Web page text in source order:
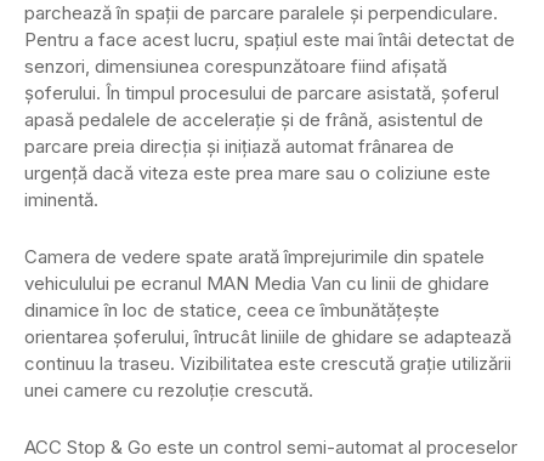
parchează în spații de parcare paralele și perpendiculare.
Pentru a face acest lucru, spațiul este mai întâi detectat de
senzori, dimensiunea corespunzătoare fiind afișată
șoferului. În timpul procesului de parcare asistată, șoferul
apasă pedalele de accelerație și de frână, asistentul de
parcare preia direcția și inițiază automat frânarea de
urgență dacă viteza este prea mare sau o coliziune este
iminentă.
Camera de vedere spate arată împrejurimile din spatele
vehiculului pe ecranul MAN Media Van cu linii de ghidare
dinamice în loc de statice, ceea ce îmbunătățește
orientarea șoferului, întrucât liniile de ghidare se adaptează
continuu la traseu. Vizibilitatea este crescută grație utilizării
unei camere cu rezoluție crescută.
ACC Stop & Go este un control semi-automat al proceselor